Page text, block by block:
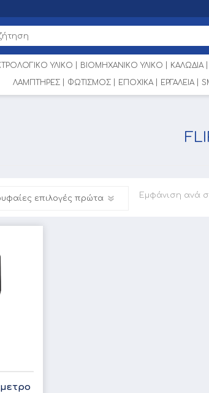
ΥΛΙΚΟ ΒΙΟΜΗΧΑΝΙΚΟ ΥΛΙΚΟ ΚΑΛΩΔΙΑ
ΛΑΜΠΤΗΡΕΣ
ΦΩΤΙΣΜΟΣ ΕΠΟΧΙΚΑ ΕΡΓΑΛΕΙΑ
Εμφάνιση ανά